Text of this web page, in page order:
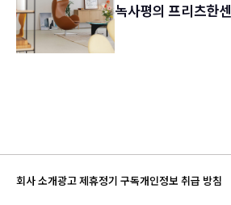
녹사평의 프리츠한센
회사 소개광고 제휴정기 구독개인정보 취급 방침